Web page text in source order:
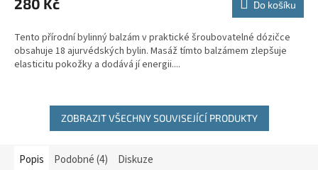
280 Kč Do košíku
Tento přírodní bylinný balzám v praktické šroubovatelné dózičce
obsahuje 18 ajurvédských bylin. Masáž tímto balzámem zlepšuje
elasticitu pokožky a dodává jí energii....
ZOBRAZIT VŠECHNY SOUVISEJÍCÍ PRODUKTY
Popis Podobné (4) Diskuze